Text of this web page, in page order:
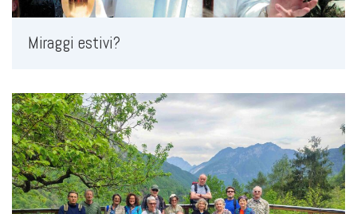
Miraggi estivi?